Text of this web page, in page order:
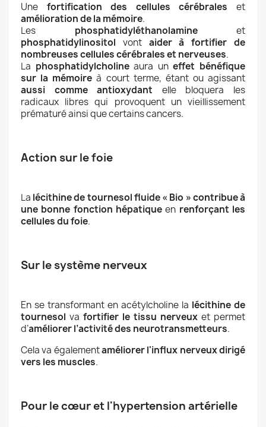
Une fortification des cellules cérébrales et
amélioration de la mémoire.
Les phosphatidyléthanolamineet
phosphatidylinositol vont aider à fortifier de
nombreuses cellules cérébrales et nerveuses.
La phosphatidylcholineaura uneffet bénéfique
sur la mémoire à court terme, étant ou agissant
aussi comme antioxydant elle bloquera les
radicaux libres qui provoquent un vieillissement
prématuré ainsi que certains cancers.
Action sur le foie
La lécithine de tournesol fluide « Bio »contribue à
une bonne fonction hépatique en renforçant les
cellules du foie.
Sur le système nerveux
En se transformant en acétylcholine la lécithine de
tournesol va fortifier le tissu nerveux et permet
d’améliorer l’activité des neurotransmetteurs.
Cela va égalementaméliorer l'influx nerveux dirigé
vers les muscles.
Pour le cœur et l'hypertension artérielle